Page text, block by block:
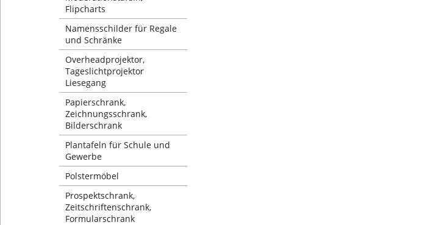
Flipcharts
Namensschilder für Regale
und Schränke
Overheadprojektor,
Tageslichtprojektor
Liesegang
Papierschrank,
Zeichnungsschrank,
Bilderschrank
Plantafeln für Schule und
Gewerbe
Polstermöbel
Prospektschrank,
Zeitschriftenschrank,
Formularschrank